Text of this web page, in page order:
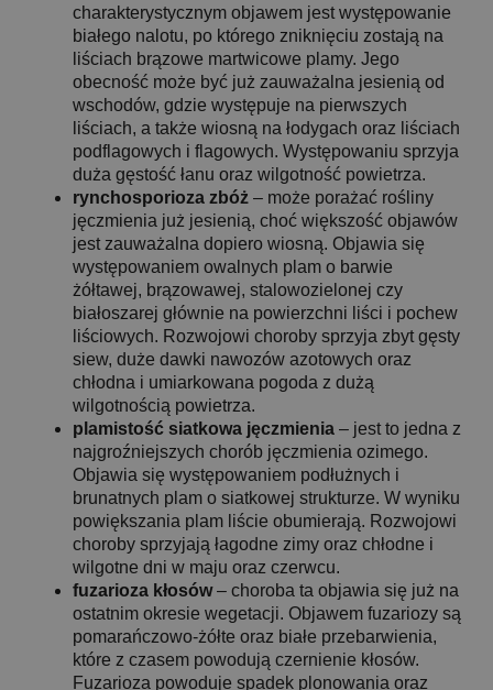
charakterystycznym objawem jest występowanie
białego nalotu, po którego zniknięciu zostają na
liściach brązowe martwicowe plamy. Jego
obecność może być już zauważalna jesienią od
wschodów, gdzie występuje na pierwszych
liściach, a także wiosną na łodygach oraz liściach
podflagowych i flagowych. Występowaniu sprzyja
duża gęstość łanu oraz wilgotność powietrza.
rynchosporioza zbóż – może porażać rośliny
jęczmienia już jesienią, choć większość objawów
jest zauważalna dopiero wiosną. Objawia się
występowaniem owalnych plam o barwie
żółtawej, brązowawej, stalowozielonej czy
białoszarej głównie na powierzchni liści i pochew
liściowych. Rozwojowi choroby sprzyja zbyt gęsty
siew, duże dawki nawozów azotowych oraz
chłodna i umiarkowana pogoda z dużą
wilgotnością powietrza.
plamistość siatkowa jęczmienia – jest to jedna z
najgroźniejszych chorób jęczmienia ozimego.
Objawia się występowaniem podłużnych i
brunatnych plam o siatkowej strukturze. W wyniku
powiększania plam liście obumierają. Rozwojowi
choroby sprzyjają łagodne zimy oraz chłodne i
wilgotne dni w maju oraz czerwcu.
fuzarioza kłosów– choroba ta objawia się już na
ostatnim okresie wegetacji. Objawem fuzariozy są
pomarańczowo-żółte oraz białe przebarwienia,
które z czasem powodują czernienie kłosów.
Fuzarioza powoduje spadek plonowania oraz